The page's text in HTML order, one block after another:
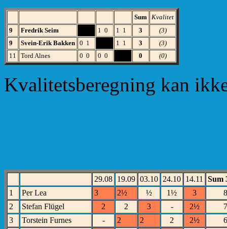
Sum
Kvalitet
9
Fredrik Seim 1 0 1 1 3
(3)
9
Svein-Erik Bakken 0 1 1 1 3
(3)
11
Tord Alnes 0 0 0 0 0 (0)
Kvalitetsberegning kan
29.08 19.09 03.10 24.10 14.11
Sum
1
Per Lea 3 2½ ½ 1½ 3
2
Stefan Flügel 2 2 3 - 2½
3
Torstein Furnes - 2 2 2 2½